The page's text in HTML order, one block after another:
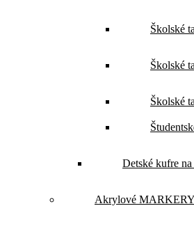
Školské
Školské
Školské
Detské kufre
Akrylové MARKERY